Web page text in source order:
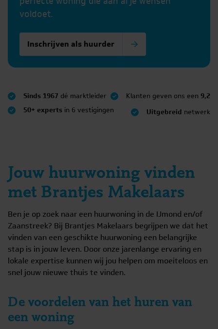
voldoet.
Inschrijven als huurder
Sinds 1967 dé marktleider Klanten geven ons een 9,2
50+ experts in 6 vestigingen Uitgebreid netwerk
Jouw huurwoning vinden
met Brantjes Makelaars
Ben je op zoek naar een huurwoning in de IJmond en/of
Zaanstreek? Bij Brantjes Makelaars begrijpen we dat het
vinden van een geschikte huurwoning een belangrijke
stap is in jouw leven. Door onze jarenlange ervaring en
lokale expertise kunnen wij jou helpen om moeiteloos en
snel jouw nieuwe thuis te vinden.
De voordelen van het huren van
een woning